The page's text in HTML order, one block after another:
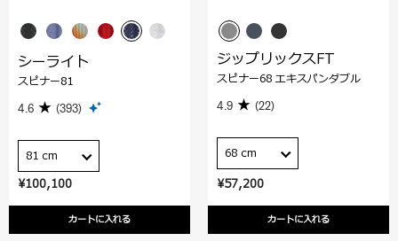
¥100,100
カートに入れる
シーライト
スピナー81
4.6 (393)
81 cm
¥57,200
カートに入れる
ジップリックスFT
スピナー68 エキスパンダブル
4.9 (22)
68 cm